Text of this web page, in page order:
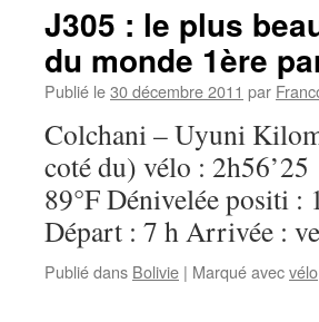
J305 : le plus
du monde 1ère
Publié le30 décembre 2011 par
Colchani – Uyuni
coté du) vélo :
89°F Dénivelée positi :
Départ : 7 h Arrivée :
Publié dans Bolivie | Marqué avecvélo